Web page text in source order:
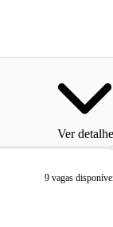
Ver
9 vagas